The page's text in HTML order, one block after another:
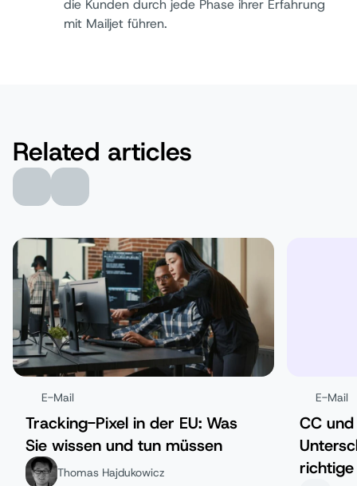
die Kunden durch jede Phase ihrer Erfahrung
mit Mailjet führen.
Related articles
E-Mail
Tracking-Pixel in der EU: Was
Sie wissen und tun müssen
Thomas Hajdukowicz
E-Mail
CC
richtige